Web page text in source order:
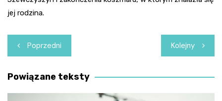
jej rodzina.
Nawigacja
wpisu
Poprzedni Kolejny
Powiązane teksty